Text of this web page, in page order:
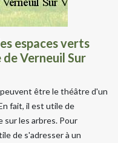
espaces verts
Verneuil Sur
être le théâtre d'un
fait, il est utile de
sur les arbres. Pour
de s'adresser à un